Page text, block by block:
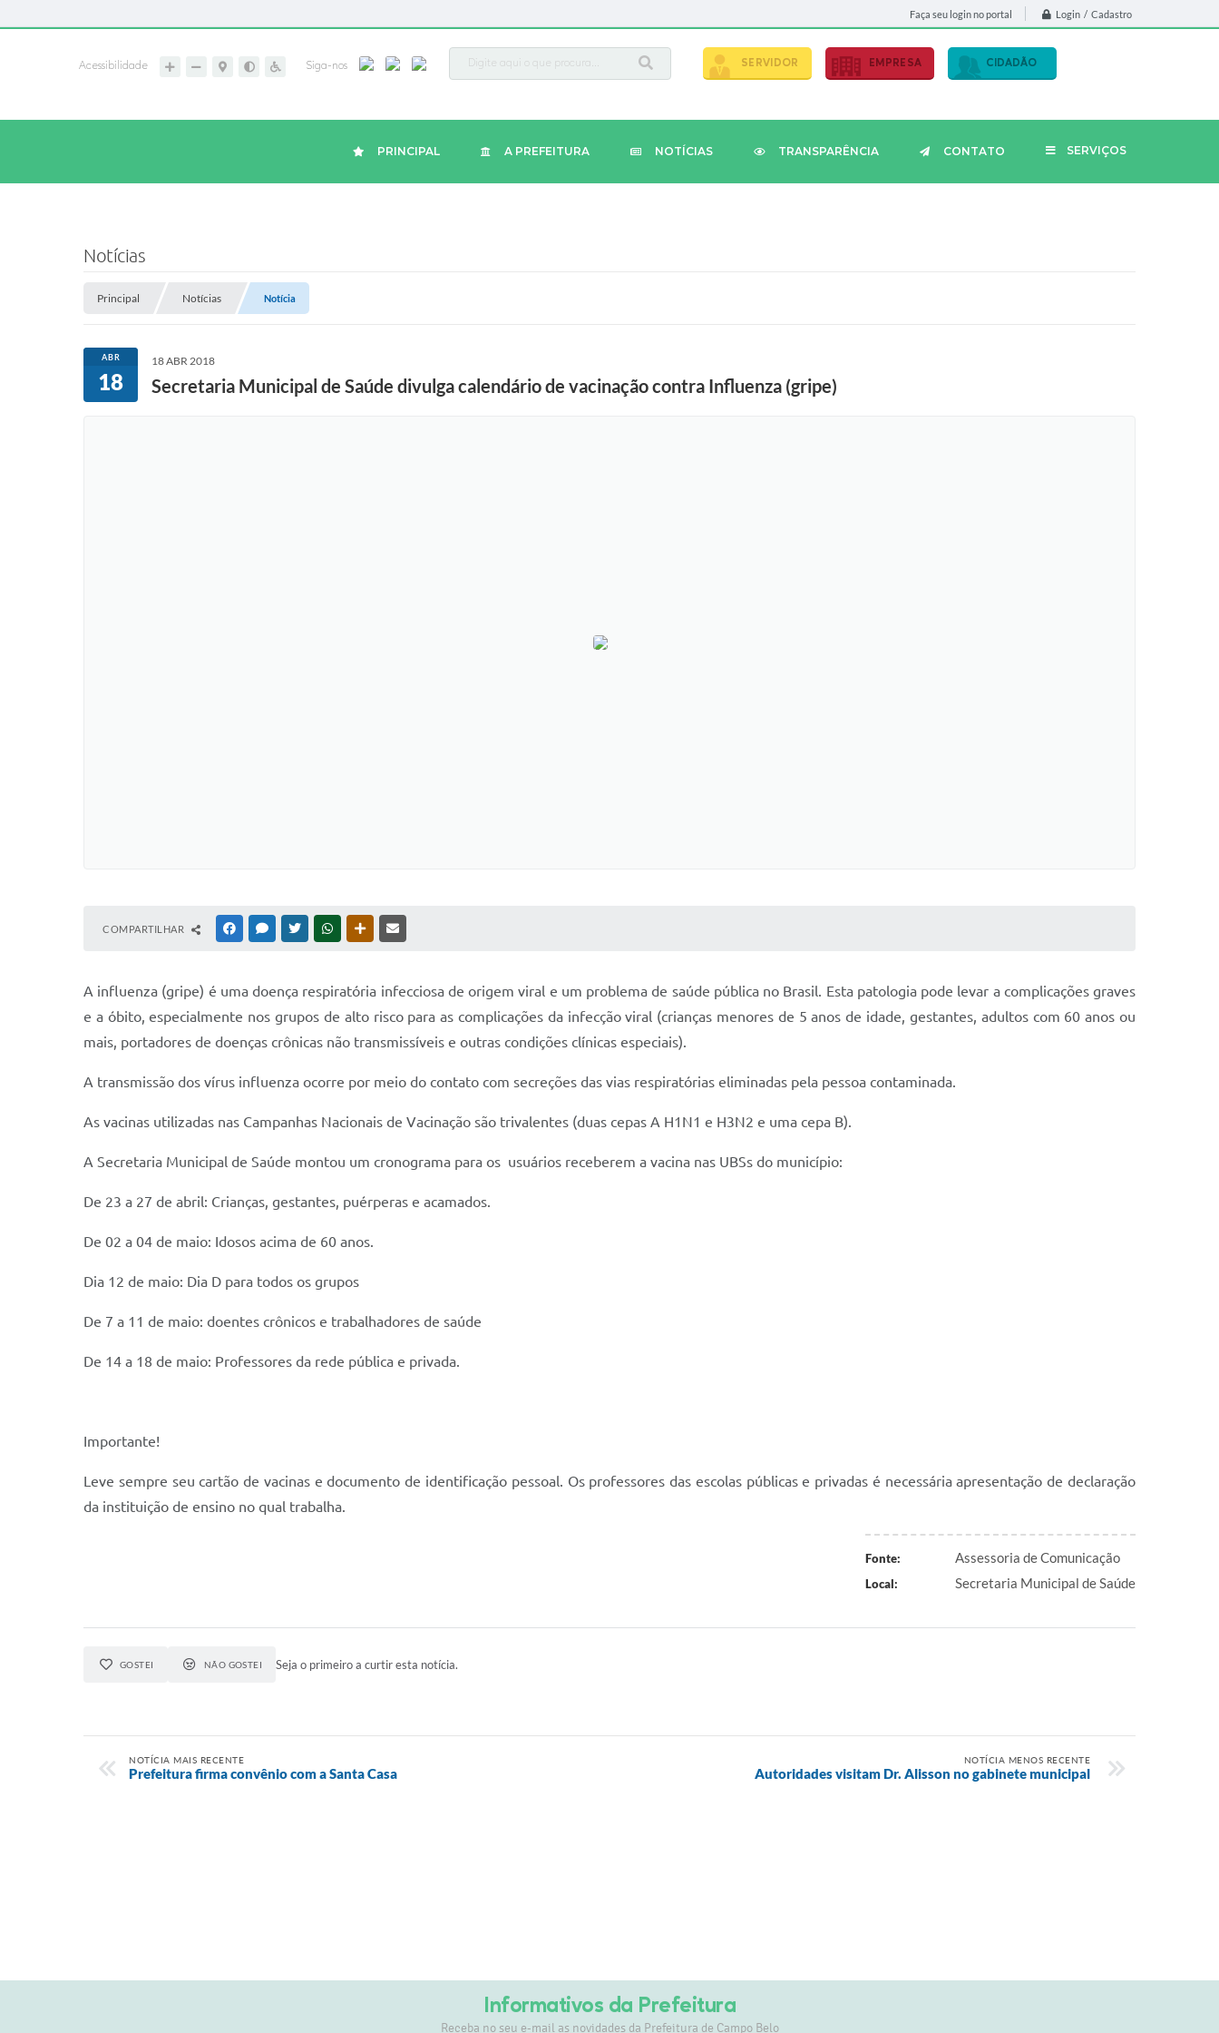
Faça seu login no portal Login / Cadastro
Acessibilidade Siga-nos SERVIDOR EMPRESA CIDADÃO
PRINCIPAL A PREFEITURA NOTÍCIAS TRANSPARÊNCIA CONTATO SERVIÇOS
Notícias
Principal Notícias Notícia
ABR
18
18 ABR 2018
Secretaria Municipal de Saúde divulga calendário de vacinação contra Influenza (gripe)
COMPARTILHAR FACEBOOKMESSENGER
TWITTERWHATSAPPOUTRAS MÍDIAS
A influenza (gripe) é uma doença respiratória infecciosa de origem viral e um problema de saúde pública no Brasil. Esta patologia pode levar a complicações graves
e a óbito, especialmente nos grupos de alto risco para as complicações da infecção viral (crianças menores de 5 anos de idade, gestantes, adultos com 60 anos ou
mais, portadores de doenças crônicas não transmissíveis e outras condições clínicas especiais).
A transmissão dos vírus influenza ocorre por meio do contato com secreções das vias respiratórias eliminadas pela pessoa contaminada.
As vacinas utilizadas nas Campanhas Nacionais de Vacinação são trivalentes (duas cepas A H1N1 e H3N2 e uma cepa B).
A Secretaria Municipal de Saúde montou um cronograma para os usuários receberem a vacina nas UBSs do município:
De 23 a 27 de abril: Crianças, gestantes, puérperas e acamados.
De 02 a 04 de maio: Idosos acima de 60 anos.
Dia 12 de maio: Dia D para todos os grupos
De 7 a 11 de maio: doentes crônicos e trabalhadores de saúde
De 14 a 18 de maio: Professores da rede pública e privada.
Importante!
Leve sempre seu cartão de vacinas e documento de identificação pessoal. Os professores das escolas públicas e privadas é necessária apresentação de declaração
da instituição de ensino no qual trabalha.
Fonte: Assessoria de Comunicação
Local: Secretaria Municipal de Saúde
GOSTEI NÃO GOSTEI Seja o primeiro a curtir esta notícia.
NOTÍCIA MAIS RECENTE
Prefeitura firma convênio com a Santa Casa
NOTÍCIA MENOS RECENTE
Autoridades visitam Dr. Alisson no gabinete municipal
Informativos da Prefeitura
Receba no seu e-mail as novidades da Prefeitura de Campo Belo